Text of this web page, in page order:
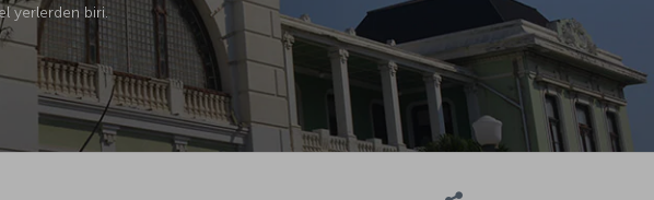
yerlerden biri.